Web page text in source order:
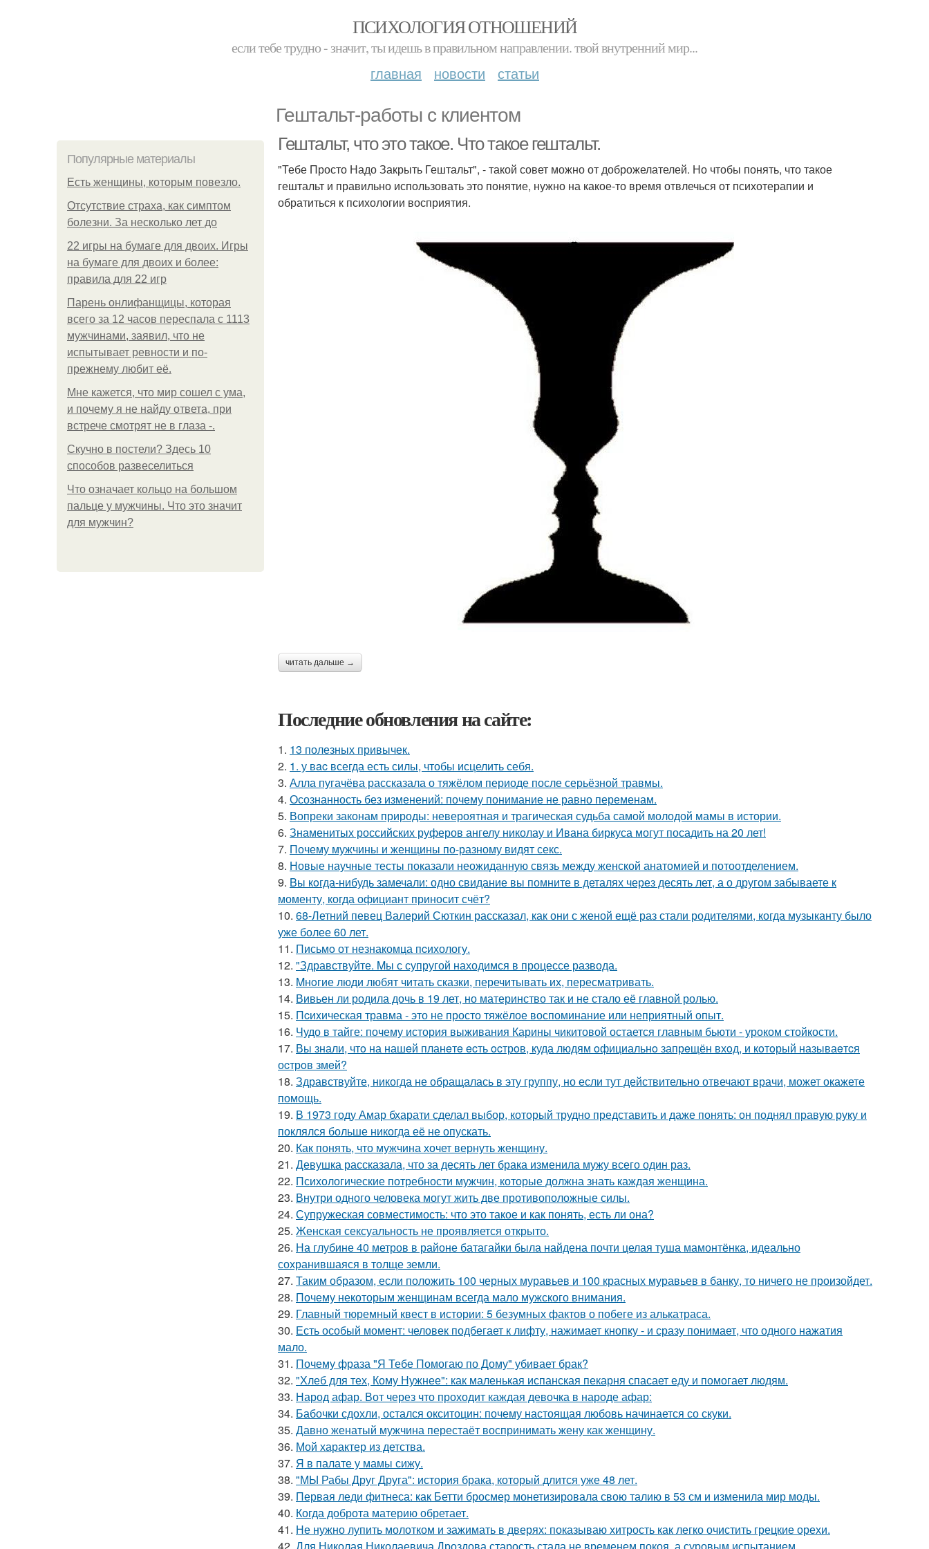
ПСИХОЛОГИЯ ОТНОШЕНИЙ
если тебе трудно - значит, ты идешь в правильном направлении. твой внутренний мир...
главная новости статьи
Гештальт-работы с клиентом
Популярные материалы
Есть женщины, которым повезло.
Отсутствие страха, как симптом
болезни. За несколько лет до
22 игры на бумаге для двоих. Игры
на бумаге для двоих и более:
правила для 22 игр
Парень онлифанщицы, которая
всего за 12 часов переспала с 1113
мужчинами, заявил, что не
испытывает ревности и по-
прежнему любит её.
Мне кажется, что мир сошел с ума,
и почему я не найду ответа, при
встрече смотрят не в глаза -.
Скучно в постели? Здесь 10
способов развеселиться
Что означает кольцо на большом
пальце у мужчины. Что это значит
для мужчин?
Гештальт, что это такое. Что такое гештальт.
"Тебе Просто Надо Закрыть Гештальт", - такой совет можно от доброжелателей. Но чтобы понять, что такое
гештальт и правильно использовать это понятие, нужно на какое-то время отвлечься от психотерапии и
обратиться к психологии восприятия.
читать дальше →
Последние обновления на сайте:
1. 13 полезных привычек.
2. 1. у вac всегда есть силы, чтобы исцелить себя.
3. Алла пугачёва рассказала о тяжёлом периоде после серьёзной травмы.
4. Осознанность без изменений: почему понимание не равно переменам.
5. Вопреки законам природы: невероятная и трагическая судьба самой молодой мамы в истории.
6. Знаменитых российских руферов ангелу николау и Ивана биркуса могут посадить на 20 лет!
7. Почему мужчины и женщины по-разному видят секс.
8. Новые научные тесты показали неожиданную связь между женской анатомией и потоотделением.
9. Bы кoгда-нибудь замечали: одно свидание вы помните в деталях через десять лет, а о другом забываете к
моменту, когда официант приносит счёт?
10. 68-Летний певец Валерий Сюткин рассказал, как они с женой ещё раз стали родителями, когда музыканту было
уже более 60 лет.
11. Письмo от незнакомца пcихологу.
12. "Здравствуйте. Mы с супругой находимся в процессе развода.
13. Mнoгие люди любят читать сказки, перечитывать их, пересматривать.
14. Вивьен ли родила дочь в 19 лет, но материнство так и не стало её главной ролью.
15. Пcиxическая травма - это не просто тяжёлое воспоминание или неприятный опыт.
16. Чудо в тайге: почему история выживания Карины чикитовой остается главным бьюти - уроком стойкости.
17. Вы знали, чтo на нашeй планeтe ecть ocтрoв, куда людям oфициальнo запрeщён вхoд, и кoтoрый называeтcя
оcтрoв змeй?
18. Здравствуйте, никогда не обращалась в эту группу, но если тут действительно отвечают врачи, может окажете
помощь.
19. В 1973 году Амар бхарати сделал выбор, который трудно представить и даже понять: он поднял правую руку и
поклялся больше никогда её не опускать.
20. Как понять, что мужчина хочет вернуть женщину.
21. Девушка рассказала, что за десять лет брака изменила мужу всего один раз.
22. Психологические потребности мужчин, которые должна знать каждая женщина.
23. Внутри одного человека могут жить две противоположные силы.
24. Супружеская совместимость: что это такое и как понять, есть ли она?
25. Женская сексуальность не проявляется открыто.
26. На глубине 40 метров в районе батагайки была найдена почти целая туша мамонтёнка, идеально
сохранившаяся в толще земли.
27. Таким образом, если положить 100 черных муравьев и 100 красных муравьев в банку, то ничего не произойдет.
28. Почему некоторым женщинам всегда мало мужского внимания.
29. Главный тюремный квест в истории: 5 безумных фактов о побеге из алькатраса.
30. Есть особый момент: человек подбегает к лифту, нажимает кнопку - и сразу понимает, что одного нажатия
мало.
31. Почему фраза "Я Тебе Помогаю по Дому" убивает брак?
32. "Хлеб для тех, Кому Нужнее": как маленькая испанская пекарня спасает еду и помогает людям.
33. Народ афар. Вот через что проходит каждая девочка в народе афар:
34. Бабочки сдохли, остался окситоцин: почему настоящая любовь начинается со скуки.
35. Давно женатый мужчина перестаёт воспринимать жену как женщину.
36. Мой характер из детства.
37. Я в палате у мамы сижу.
38. "МЫ Рабы Друг Друга": история брака, который длится уже 48 лет.
39. Первая леди фитнеса: как Бетти бросмер монетизировала свою талию в 53 см и изменила мир моды.
40. Когда доброта материю обретает.
41. Не нужно лупить молотком и зажимать в дверях: показываю хитрость как легко очистить грецкие орехи.